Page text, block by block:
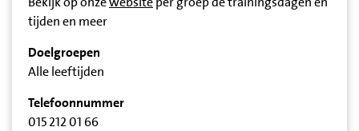
tijden en meer
Doelgroepen
Alle leeftijden
Telefoonnummer
015 212 01 66